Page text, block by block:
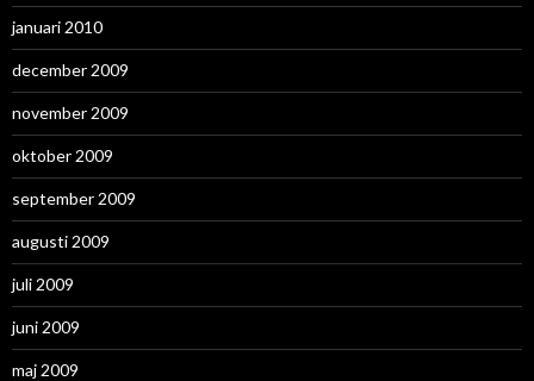
januari 2010
december 2009
november 2009
oktober 2009
september 2009
augusti 2009
juli 2009
juni 2009
maj 2009